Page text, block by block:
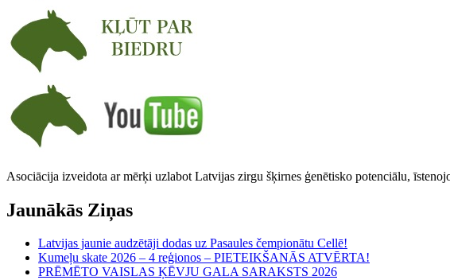
Asociācija izveidota ar mērķi uzlabot Latvijas zirgu šķirnes ģenētisko potenciālu,
Jaunākās Ziņas
Latvijas jaunie audzētāji dodas uz Pasaules čempionātu Cellē!
Kumeļu skate 2026 – 4 reģionos – PIETEIKŠANĀS ATVĒRTA!
PRĒMĒTO VAISLAS ĶĒVJU GALA SARAKSTS 2026